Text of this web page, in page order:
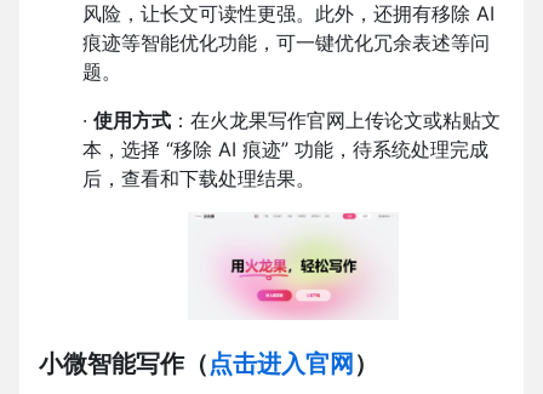
风险，让长文可读性更强。此外，还拥有移除 AI
痕迹等智能优化功能，可一键优化冗余表述等问
题。
· 使用方式 ：在火龙果写作官网上传论文或粘贴文
本，选择 “移除 AI 痕迹” 功能，待系统处理完成
后，查看和下载处理结果。
小微智能写作（点击进入官网 ）